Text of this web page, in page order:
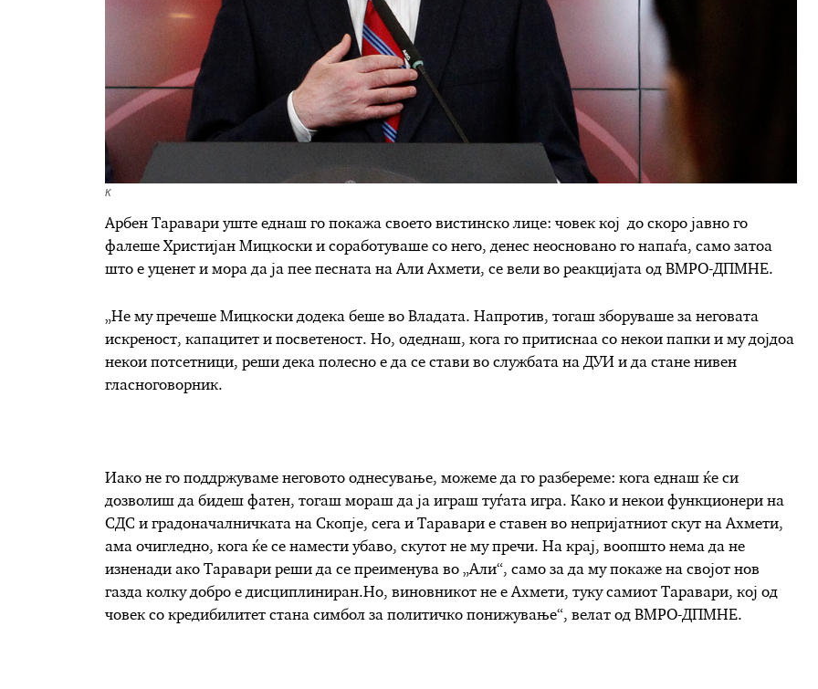
К
Арбен Таравари уште еднаш го покажа своето вистинско лице: човек кој до скоро јавно го
фалеше Христијан Мицкоски и соработуваше со него, денес неосновано го напаѓа, само затоа
што е уценет и мора да ја пее песната на Али Ахмети, се вели во реакцијата од ВМРО-ДПМНЕ.
„Не му пречеше Мицкоски додека беше во Владата. Напротив, тогаш зборуваше за неговата
искреност, капацитет и посветеност. Но, одеднаш, кога го притиснаа со некои папки и му дојдоа
некои потсетници, реши дека полесно е да се стави во службата на ДУИ и да стане нивен
гласноговорник.
Иако не го поддржуваме неговото однесување, можеме да го разбереме: кога еднаш ќе си
дозволиш да бидеш фатен, тогаш мораш да ја играш туѓата игра. Како и некои функционери на
СДС и градоначалничката на Скопје, сега и Таравари е ставен во непријатниот скут на Ахмети,
ама очигледно, кога ќе се намести убаво, скутот не му пречи. На крај, воопшто нема да не
изненади ако Таравари реши да се преименува во „Али“, само за да му покаже на својот нов
газда колку добро е дисциплиниран.Но, виновникот не е Ахмети, туку самиот Таравари, кој од
човек со кредибилитет стана симбол за политичко понижување“, велат од ВМРО-ДПМНЕ.